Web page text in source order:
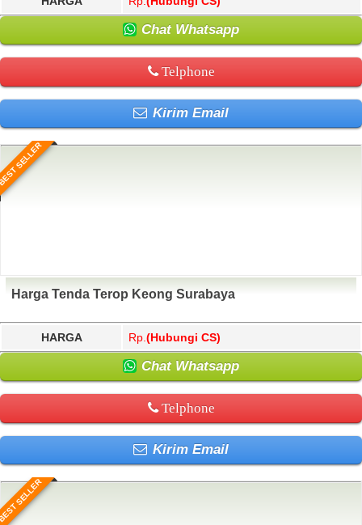
Chat Whatsapp
Telphone
Kirim Email
SELLER
Harga Tenda Terop Keong Surabaya
HARGA Rp. (Hubungi CS)
Chat Whatsapp
Telphone
Kirim Email
SELLER